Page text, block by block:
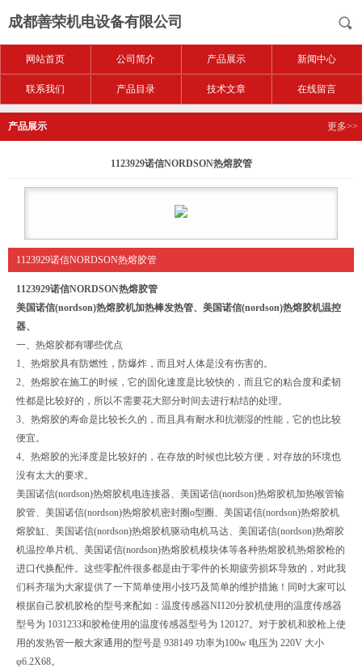
成都善荣机电设备有限公司
网站首页 公司简介 产品展示 新闻中心
联系我们 产品目录 技术文章 在线留言
产品展示 更多>>
1123929诺信NORDSON热熔胶管
1123929诺信NORDSON热熔胶管
1123929诺信NORDSON热熔胶管
美国诺信(nordson)热熔胶机加热棒发热管、美国诺信(nordson)热熔胶机温控
器、
一、热熔胶都有哪些优点
1、热熔胶具有防燃性，防爆炸，而且对人体是没有伤害的。
2、热熔胶在施工的时候，它的固化速度是比较快的，而且它的粘合度和柔韧
性都是比较好的，所以不需要花大部分时间去进行粘结的处理。
3、热熔胶的寿命是比较长久的，而且具有耐水和抗潮湿的性能，它的也比较
便宜。
4、热熔胶的光泽度是比较好的，在存放的时候也比较方便，对存放的环境也
没有太大的要求。
美国诺信(nordson)热熔胶机电连接器、美国诺信(nordson)热熔胶机加热喉管输
胶管、美国诺信(nordson)热熔胶机密封圈o型圈、美国诺信(nordson)热熔胶机
熔胶缸、美国诺信(nordson)热熔胶机驱动电机马达、美国诺信(nordson)热熔胶
机温控单片机、美国诺信(nordson)热熔胶机模块体等各种热熔胶机热熔胶枪的
进口代换配件。这些零配件很多都是由于零件的长期疲劳损坏导致的，对此我
们科齐瑞为大家提供了一下简单使用小技巧及简单的维护措施！同时大家可以
根据自己胶机胶枪的型号来配如：温度传感器NI120分胶机使用的温度传感器
型号为 1031233和胶枪使用的温度传感器型号为 120127。对于胶机和胶枪上使
用的发热管一般大家通用的型号是 938149 功率为100w 电压为 220V 大小
φ6.2X68。